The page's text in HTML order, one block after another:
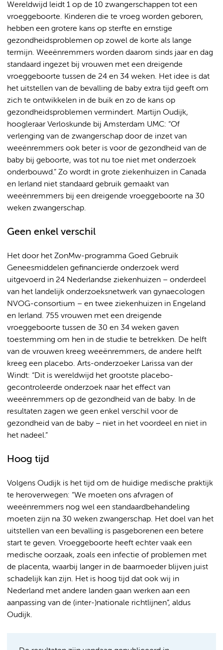
Wereldwijd leidt 1 op de 10 zwangerschappen tot een
vroeggeboorte. Kinderen die te vroeg worden geboren,
hebben een grotere kans op sterfte en ernstige
gezondheidsproblemen op zowel de korte als lange
termijn. Weeënremmers worden daarom sinds jaar en dag
standaard ingezet bij vrouwen met een dreigende
vroeggeboorte tussen de 24 en 34 weken. Het idee is dat
het uitstellen van de bevalling de baby extra tijd geeft om
zich te ontwikkelen in de buik en zo de kans op
gezondheidsproblemen vermindert. Martijn Oudijk,
hoogleraar Verloskunde bij Amsterdam UMC: “Of
verlenging van de zwangerschap door de inzet van
weeënremmers ook beter is voor de gezondheid van de
baby bij geboorte, was tot nu toe niet met onderzoek
onderbouwd.” Zo wordt in grote ziekenhuizen in Canada
en Ierland niet standaard gebruik gemaakt van
weeënremmers bij een dreigende vroeggeboorte na 30
weken zwangerschap.
Geen enkel verschil
Het door het ZonMw-programma Goed Gebruik
Geneesmiddelen gefinancierde onderzoek werd
uitgevoerd in 24 Nederlandse ziekenhuizen – onderdeel
van het landelijk onderzoeksnetwerk van gynaecologen
NVOG-consortium – en twee ziekenhuizen in Engeland
en Ierland. 755 vrouwen met een dreigende
vroeggeboorte tussen de 30 en 34 weken gaven
toestemming om hen in de studie te betrekken. De helft
van de vrouwen kreeg weeënremmers, de andere helft
kreeg een placebo. Arts-onderzoeker Larissa van der
Windt: “Dit is wereldwijd het grootste placebo-
gecontroleerde onderzoek naar het effect van
weeënremmers op de gezondheid van de baby. In de
resultaten zagen we geen enkel verschil voor de
gezondheid van de baby – niet in het voordeel en niet in
het nadeel.”
Hoog tijd
Volgens Oudijk is het tijd om de huidige medische praktijk
te heroverwegen: “We moeten ons afvragen of
weeënremmers nog wel een standaardbehandeling
moeten zijn na 30 weken zwangerschap. Het doel van het
uitstellen van een bevalling is pasgeborenen een betere
start te geven. Vroeggeboorte heeft echter vaak een
medische oorzaak, zoals een infectie of problemen met
de placenta, waarbij langer in de baarmoeder blijven juist
schadelijk kan zijn. Het is hoog tijd dat ook wij in
Nederland met andere landen gaan werken aan een
aanpassing van de (inter-)nationale richtlijnen”, aldus
Oudijk.